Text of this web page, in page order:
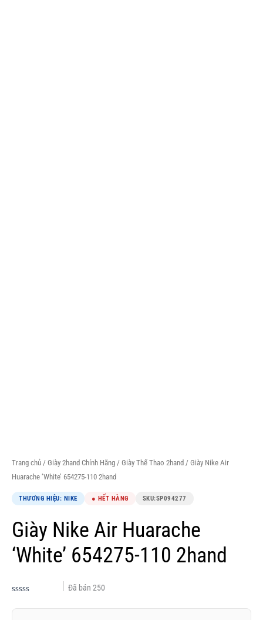
Trang chủ / Giày 2hand Chính Hãng / Giày Thể Thao 2hand / Giày Nike Air
Huarache ‘White’ 654275-110 2hand
THƯƠNG HIỆU: NIKE ● HẾT HÀNG SKU:SP094277
Giày Nike Air Huarache
‘White’ 654275-110 2hand
xếp
Đã bán 250